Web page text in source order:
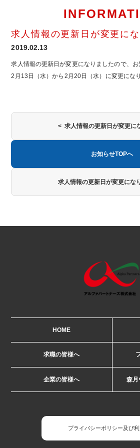
求人情報の更新日が変更に
2019.02.13
求人情報の更新日が変更になりましたので、お
2月13日（水）から2月20日（水）に変更にな
< 求人情報の更新日が変更に
お知らせTOPへ
求人情報の更新日が変更にな
HOME
求職の皆様へ
企業の皆様へ 森月
プライバシーポリシー及び